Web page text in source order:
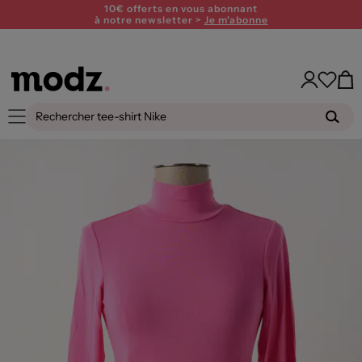
10€ offerts en vous abonnant
à notre newsletter > Je m'abonne